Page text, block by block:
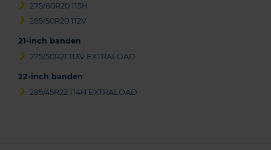
275/60R20 115H
285/50R20 112V
21-inch banden
275/50R21 113V EXTRALOAD
22-inch banden
285/45R22 114H EXTRALOAD